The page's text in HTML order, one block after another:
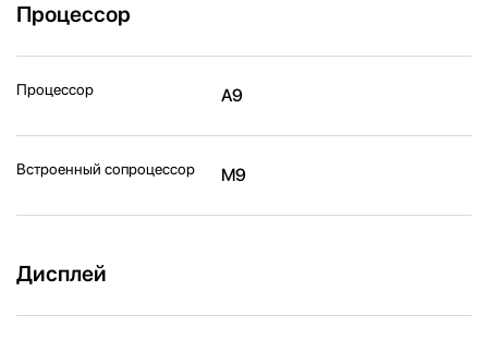
Процессор
Процессор A9
Встроенный сопроцессор M9
Дисплей